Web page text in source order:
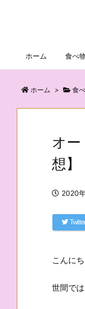
ホーム 食べ
ホーム > 食
オ
想】
2020
Twitter
こんに
世間で